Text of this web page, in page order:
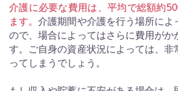
介護に必要な費用は、平均で総額約
ます。介護期間や介護を行う場所によ
ので、場合によってはさらに費用がか
す。ご自身の資産状況によっては、非
ってしまうでしょう。